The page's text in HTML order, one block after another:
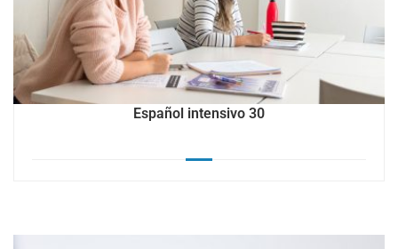
Español intensivo 30